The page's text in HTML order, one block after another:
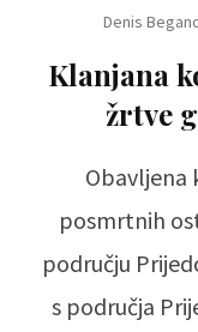
Denis
Klanjana
žrtve
Obavljena
posmrtnih
području
s područja